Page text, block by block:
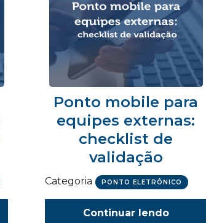
Ponto mobile para
equipes externas:
checklist de
validação
Categoria PONTO ELETRÔNICO
Continuar lendo